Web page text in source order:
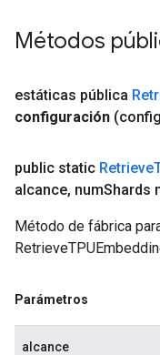
Métodos
estáticas pública
configuración
public static Retrieve
alcance, numShards
Método de fábrica
Parámetros
alcance